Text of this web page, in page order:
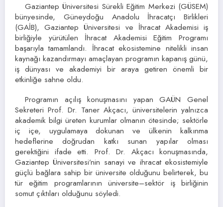
Gaziantep Üniversitesi Sürekli Eğitim Merkezi (GÜSEM)
bünyesinde, Güneydoğu Anadolu İhracatçı Birlikleri
(GAİB), Gaziantep Üniversitesi ve İhracat Akademisi iş
birliğiyle yürütülen İhracat Akademisi Eğitim Programı
başarıyla tamamlandı. İhracat ekosistemine nitelikli insan
kaynağı kazandırmayı amaçlayan programın kapanış günü,
iş dünyası ve akademiyi bir araya getiren önemli bir
etkinliğe sahne oldu.
Programın açılış konuşmasını yapan GAÜN Genel
Sekreteri Prof. Dr. Taner Akçacı, üniversitelerin yalnızca
akademik bilgi üreten kurumlar olmanın ötesinde; sektörle
iç içe, uygulamaya dokunan ve ülkenin kalkınma
hedeflerine doğrudan katkı sunan yapılar olması
gerektiğini ifade etti. Prof. Dr. Akçacı konuşmasında,
Gaziantep Üniversitesi’nin sanayi ve ihracat ekosistemiyle
güçlü bağlara sahip bir üniversite olduğunu belirterek, bu
tür eğitim programlarının üniversite–sektör iş birliğinin
somut çıktıları olduğunu söyledi.